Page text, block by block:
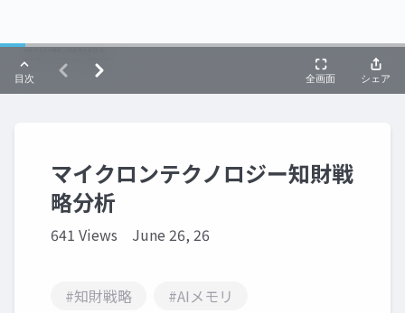
マイクロンテクノロジー知財戦
略分析
641 Views June 26, 26
#知財戦略
#AIメモリ